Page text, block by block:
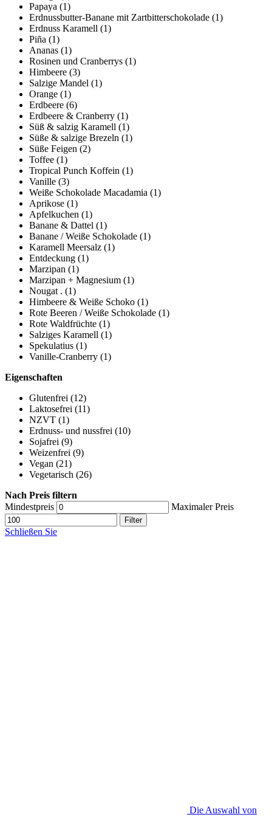
Papaya (1)
Erdnussbutter-Banane mit Zartbitterschokolade (1)
Erdnuss Karamell (1)
Piña (1)
Ananas (1)
Rosinen und Cranberrys (1)
Himbeere (3)
Salzige Mandel (1)
Orange (1)
Erdbeere (6)
Erdbeere & Cranberry (1)
Süß & salzig Karamell (1)
Süße & salzige Brezeln (1)
Süße Feigen (2)
Toffee (1)
Tropical Punch Koffein (1)
Vanille (3)
Weiße Schokolade Macadamia (1)
Aprikose (1)
Apfelkuchen (1)
Banane & Dattel (1)
Banane / Weiße Schokolade (1)
Karamell Meersalz (1)
Entdeckung (1)
Marzipan (1)
Marzipan + Magnesium (1)
Nougat . (1)
Himbeere & Weiße Schoko (1)
Rote Beeren / Weiße Schokolade (1)
Rote Waldfrüchte (1)
Salziges Karamell (1)
Spekulatius (1)
Vanille-Cranberry (1)
Eigenschaften
Glutenfrei (12)
Laktosefrei (11)
NZVT (1)
Erdnuss- und nussfrei (10)
Sojafrei (9)
Weizenfrei (9)
Vegan (21)
Vegetarisch (26)
Nach Preis filtern
Mindestpreis
Maximaler Preis
Filter
Schließen Sie
Die Auswahl von